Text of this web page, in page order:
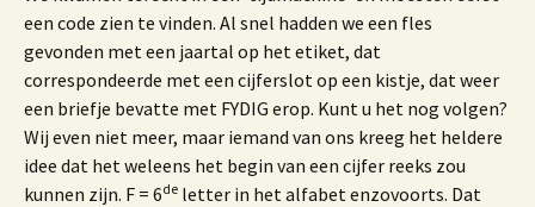
een code zien te vinden. Al snel hadden we een fles
gevonden met een jaartal op het etiket, dat
correspondeerde met een cijferslot op een kistje, dat weer
een briefje bevatte met FYDIG erop. Kunt u het nog volgen?
Wij even niet meer, maar iemand van ons kreeg het heldere
idee dat het weleens het begin van een cijfer reeks zou
kunnen zijn. F = 6de letter in het alfabet enzovoorts. Dat